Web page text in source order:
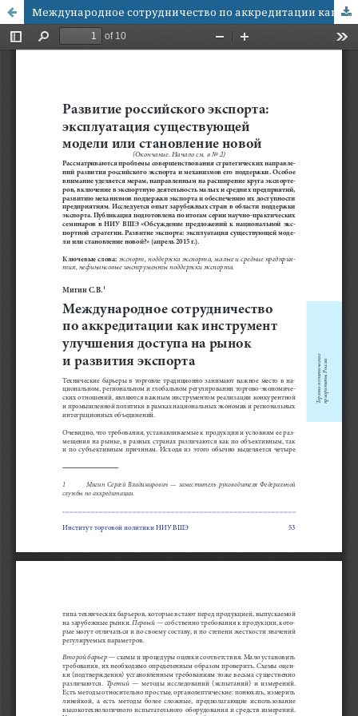
Международное сотрудничество по аккредитации как инструмент улучшения доступа на рынок и развития экспорта